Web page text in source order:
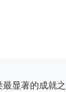
显著的成就